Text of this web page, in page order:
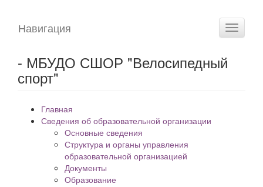
Toggle
Навигация
- МБУДО СШОР "Велосипедный
спорт"
Главная
Сведения об образовательной организации
Основные сведения
Структура и органы управления
образовательной организацией
Документы
Образование